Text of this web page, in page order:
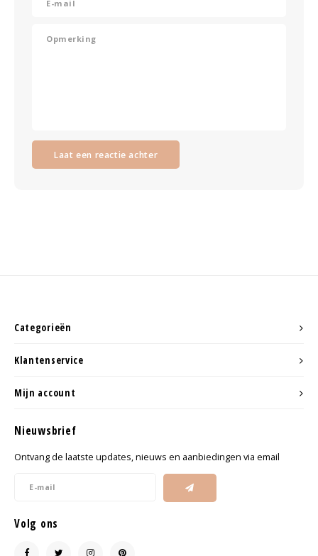
Laat een reactie achter
Categorieën
Klantenservice
Mijn account
Nieuwsbrief
Ontvang de laatste updates, nieuws en aanbiedingen via email
Volg ons